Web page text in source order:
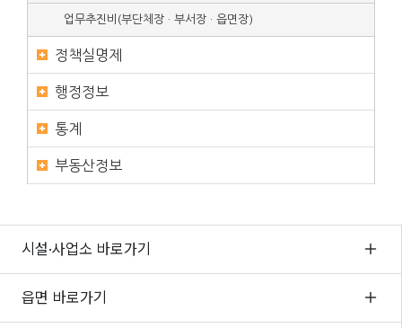
업무추진비(부단체장 · 부서장 · 읍면장)
정책실명제
행정정보
통계
부동산정보
시설·사업소 바로가기
읍면 바로가기